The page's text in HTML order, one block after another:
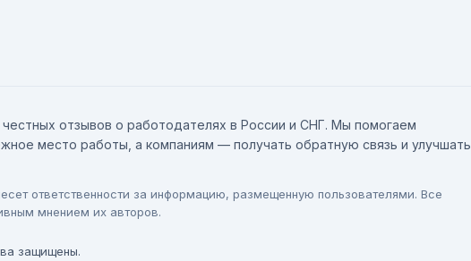
отзывов о работодателях в России и СНГ. Мы помогаем
место работы, а компаниям — получать обратную связь и улучшать
ответственности за информацию, размещенную пользователями. Все
мнением их авторов.
защищены.